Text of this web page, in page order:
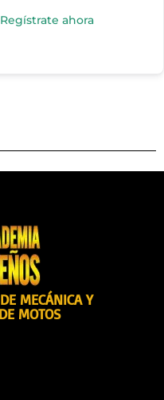
Regístrate ahora
MECÁNICA Y
MOTOS